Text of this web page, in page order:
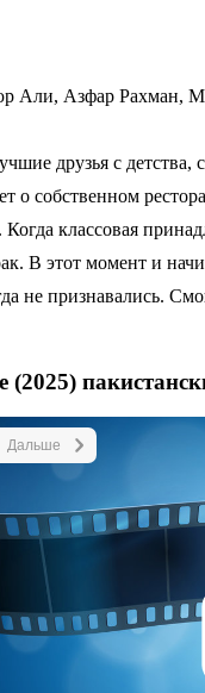
Али, Азфар Рахман,
друзья с
собственном
классовая
В этот момент и
не признавались.
(2025)